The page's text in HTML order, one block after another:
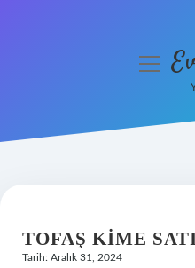
Hakkımızda
menüyü
TOFAŞ KIME
Tarih: Aralık 31, 2024